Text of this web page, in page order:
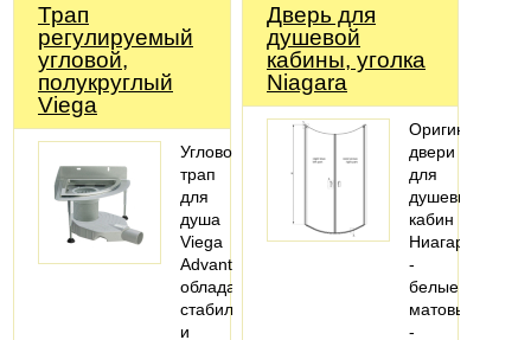
Трап
регулируемый
угловой,
полукруглый
Viega
Угловой
трап
для
душа
Viega
Advantix
обладает
стабильной
и
Дверь для
душевой
кабины, уголка
Niagara
Оригинальные
двери
для
душевых
кабин
Ниагара
-
белые
матовые
-